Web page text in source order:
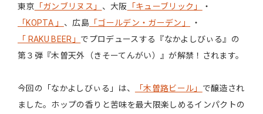
東京 「ガンブリヌス」 、大阪 「キューブリック」
・
「KOPTA 」 、広島「ゴールデン・ガーデン」
・
「 RAKU BEER」 でプロデュースする『なかよしびぃる』の
第３弾『木曽天外（きそーてんがい）』が解禁！されます。
今回の「なかよしびぃる」は、 「木曽路ビール」 で醸造され
ました。ホップの香りと苦味を最大限楽しめるインパクトの